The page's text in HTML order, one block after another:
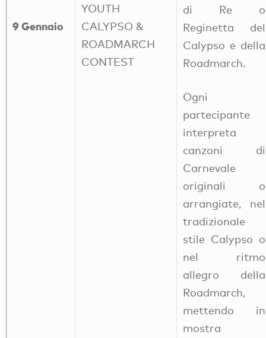
9 Gennaio
YOUTH
CALYPSO &
ROADMARCH
CONTEST
di Re o
Reginetta del
Calypso e della
Roadmarch.
Ogni
partecipante
interpreta
canzoni di
Carnevale
originali o
arrangiate, nel
tradizionale
stile Calypso o
nel ritmo
allegro della
Roadmarch,
mettendo in
mostra